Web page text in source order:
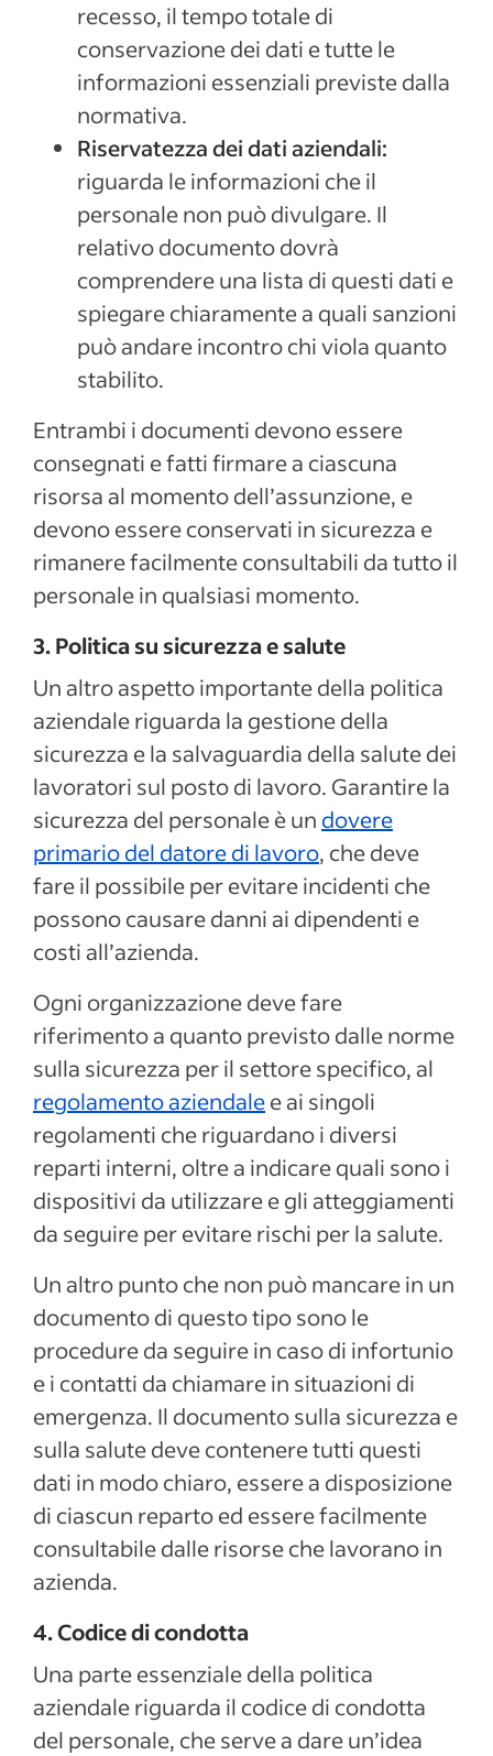
recesso, il tempo totale di
conservazione dei dati e tutte le
informazioni essenziali previste dalla
normativa.
Riservatezza dei dati aziendali:
riguarda le informazioni che il
personale non può divulgare. Il
relativo documento dovrà
comprendere una lista di questi dati e
spiegare chiaramente a quali sanzioni
può andare incontro chi viola quanto
stabilito.
Entrambi i documenti devono essere
consegnati e fatti firmare a ciascuna
risorsa al momento dell’assunzione, e
devono essere conservati in sicurezza e
rimanere facilmente consultabili da tutto il
personale in qualsiasi momento.
3. Politica su sicurezza e salute
Un altro aspetto importante della politica
aziendale riguarda la gestione della
sicurezza e la salvaguardia della salute dei
lavoratori sul posto di lavoro. Garantire la
sicurezza del personale è un dovere
primario del datore di lavoro, che deve
fare il possibile per evitare incidenti che
possono causare danni ai dipendenti e
costi all’azienda.
Ogni organizzazione deve fare
riferimento a quanto previsto dalle norme
sulla sicurezza per il settore specifico, al
regolamento aziendalee ai singoli
regolamenti che riguardano i diversi
reparti interni, oltre a indicare quali sono i
dispositivi da utilizzare e gli atteggiamenti
da seguire per evitare rischi per la salute.
Un altro punto che non può mancare in un
documento di questo tipo sono le
procedure da seguire in caso di infortunio
e i contatti da chiamare in situazioni di
emergenza. Il documento sulla sicurezza e
sulla salute deve contenere tutti questi
dati in modo chiaro, essere a disposizione
di ciascun reparto ed essere facilmente
consultabile dalle risorse che lavorano in
azienda.
4. Codice di condotta
Una parte essenziale della politica
aziendale riguarda il codice di condotta
del personale, che serve a dare un’idea